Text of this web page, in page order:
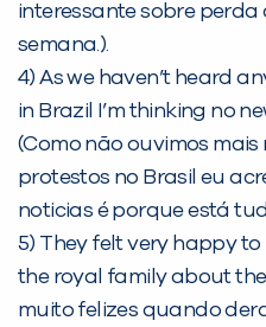
interessante sobre perda
semana.).
4) As we haven’t heard
in Brazil I’m thinking no
(Como não ouvimos
protestos no Brasil eu
noticias é porque está
5) They felt very happy to
the royal family about
muito felizes quando
Sim Não
VOLTAR